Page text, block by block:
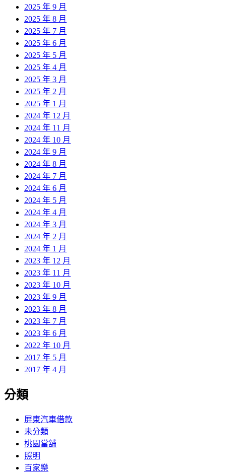
2025 年 9 月
2025 年 8 月
2025 年 7 月
2025 年 6 月
2025 年 5 月
2025 年 4 月
2025 年 3 月
2025 年 2 月
2025 年 1 月
2024 年 12 月
2024 年 11 月
2024 年 10 月
2024 年 9 月
2024 年 8 月
2024 年 7 月
2024 年 6 月
2024 年 5 月
2024 年 4 月
2024 年 3 月
2024 年 2 月
2024 年 1 月
2023 年 12 月
2023 年 11 月
2023 年 10 月
2023 年 9 月
2023 年 8 月
2023 年 7 月
2023 年 6 月
2022 年 10 月
2017 年 5 月
2017 年 4 月
分類
屏東汽車借款
未分類
桃園當舖
照明
百家樂